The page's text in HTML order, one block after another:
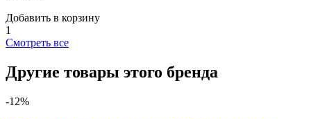
Добавить в корзину
1
Смотреть все
Другие товары этого бренда
-12%